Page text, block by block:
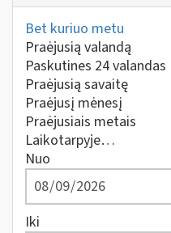
Bet kuriuo metu
Praėjusią valandą
Paskutines 24 valandas
Praėjusią savaitę
Praėjusį mėnesį
Praėjusiais metais
Laikotarpyje…
Nuo
Iki